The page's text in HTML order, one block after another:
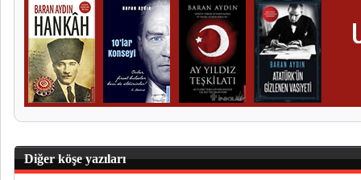
Diğer köşe yazıları